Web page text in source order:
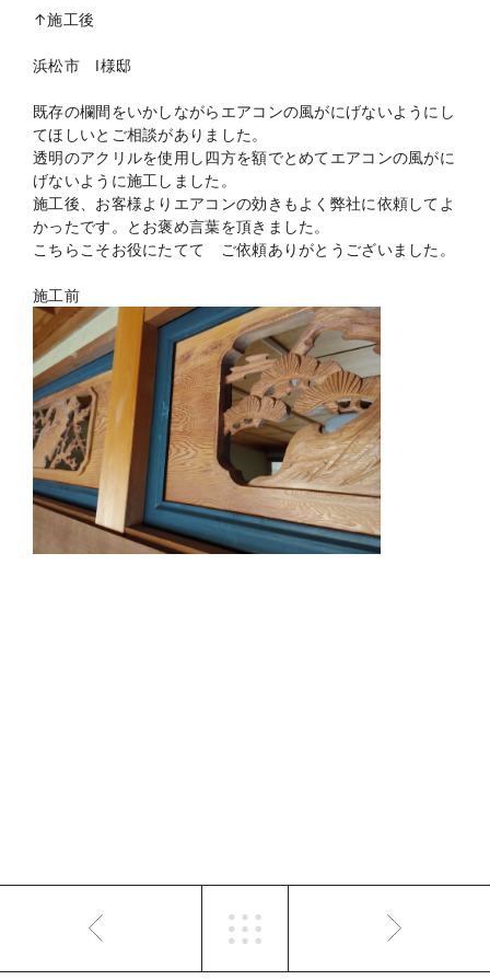
↑施工後
浜松市 Ⅰ様邸
既存の欄間をいかしながらエアコンの風がにげないようにし
てほしいとご相談がありました。
透明のアクリルを使用し四方を額でとめてエアコンの風がに
げないように施工しました。
施工後、お客様よりエアコンの効きもよく弊社に依頼してよ
かったです。とお褒め言葉を頂きました。
こちらこそお役にたてて ご依頼ありがとうございました。
施工前